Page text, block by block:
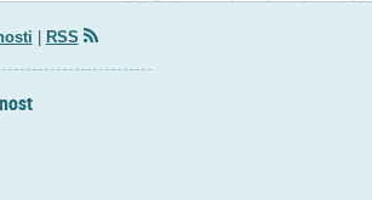
RSS